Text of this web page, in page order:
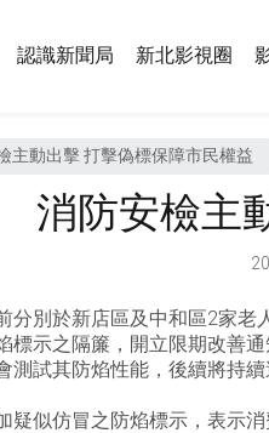
認識新聞局 新北影視圈
主動出擊 打擊偽標保障市民權益
消防安檢主
分別於新店區及中和區2家
標示之隔簾，開立限期改善
測試其防焰性能，後續將持
疑似仿冒之防焰標示，表示